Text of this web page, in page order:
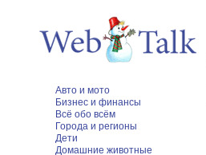
Авто и мото
Бизнес и финансы
Всё обо всём
Города и регионы
Дети
Домашние животные